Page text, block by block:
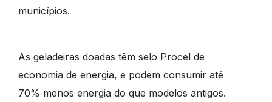
municípios.
As geladeiras doadas têm selo Procel de
economia de energia, e podem consumir até
70% menos energia do que modelos antigos.